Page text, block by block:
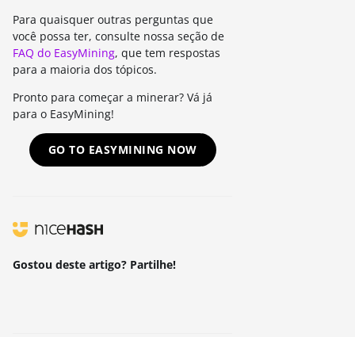
Para quaisquer outras perguntas que
você possa ter, consulte nossa seção de
FAQ do EasyMining, que tem respostas
para a maioria dos tópicos.
Pronto para começar a minerar? Vá já
para o EasyMining!
GO TO EASYMINING NOW
Gostou deste artigo? Partilhe!